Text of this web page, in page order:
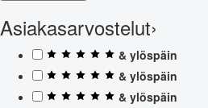
Asiakasarvostelut›
& ylöspäin
& ylöspäin
& ylöspäin